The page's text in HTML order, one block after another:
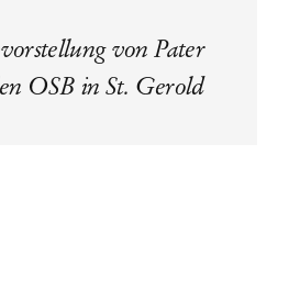
von Pater
OSB in St. Gerold